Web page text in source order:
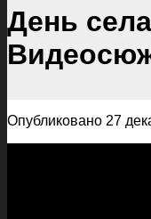
День
Опубликовано 27